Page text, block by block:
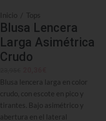
Inicio / Tops
Blusa Lencera
Larga Asimétrica
Crudo
Blusa lencera larga en color
crudo, con escote en pico y
tirantes. Bajo asimétrico y
abertura en el lateral